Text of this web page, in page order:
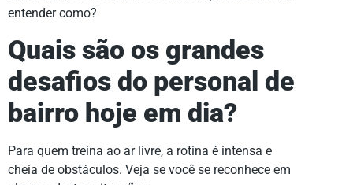
entender como?
Quais são os grandes
desafios do personal de
bairro hoje em dia?
Para quem treina ao ar livre, a rotina é intensa e
cheia de obstáculos. Veja se você se reconhece em